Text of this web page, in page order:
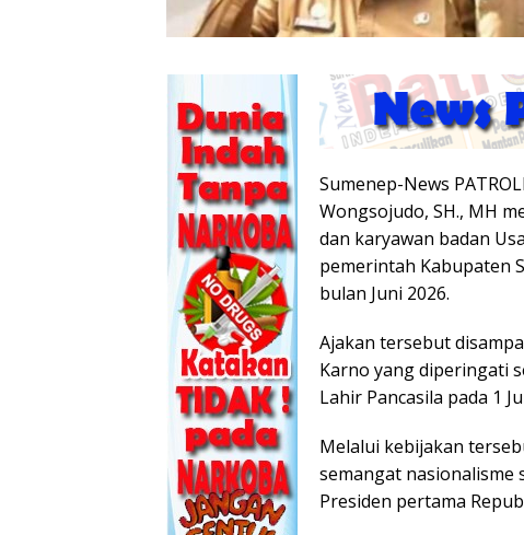
Sumenep-News
Wongsojudo, SH., MH
dan karyawan badan
pemerintah Kabupaten
bulan Juni 2026.
Ajakan tersebut
Karno yang diperingati
Lahir Pancasila pada 1
Melalui kebijakan
semangat nasionalisme
Presiden pertama